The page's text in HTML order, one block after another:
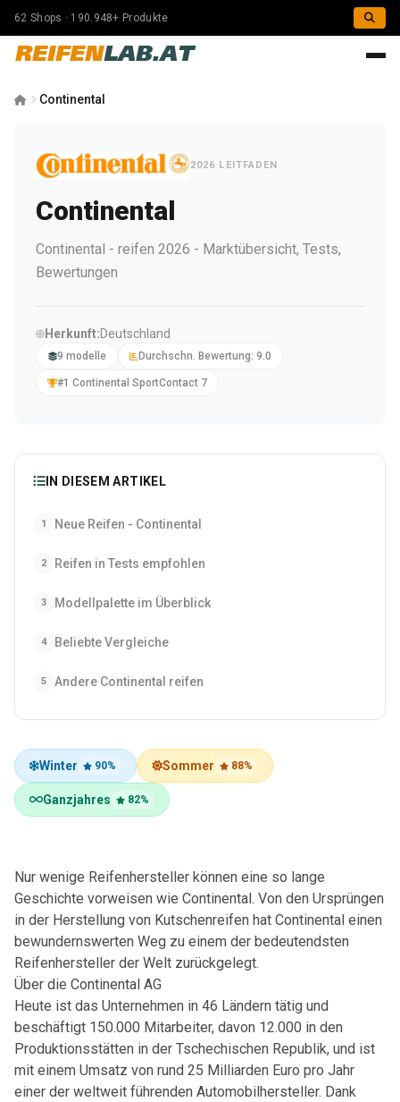
62 Shops · 190.948+ Produkte
REIFENLAB.AT
Continental
2026 LEITFADEN
Continental
Continental - reifen 2026 - Marktübersicht, Tests,
Bewertungen
Herkunft:Deutschland
9 modelle Durchschn. Bewertung: 9.0
#1 Continental SportContact 7
IN DIESEM ARTIKEL
1 Neue Reifen - Continental
2 Reifen in Tests empfohlen
3 Modellpalette im Überblick
4 Beliebte Vergleiche
5 Andere Continental reifen
Winter 90% Sommer 88%
Ganzjahres 82%
Nur wenige Reifenhersteller können eine so lange
Geschichte vorweisen wie Continental. Von den Ursprüngen
in der Herstellung von Kutschenreifen hat Continental einen
bewundernswerten Weg zu einem der bedeutendsten
Reifenhersteller der Welt zurückgelegt.
Über die Continental AG
Heute ist das Unternehmen in 46 Ländern tätig und
beschäftigt 150.000 Mitarbeiter, davon 12.000 in den
Produktionsstätten in der Tschechischen Republik, und ist
mit einem Umsatz von rund 25 Milliarden Euro pro Jahr
einer der weltweit führenden Automobilhersteller. Dank